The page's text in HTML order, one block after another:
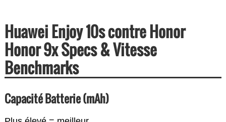
Huawei Enjoy 10s contre Honor
Honor 9x Specs & Vitesse
Benchmarks
Capacité Batterie (mAh)